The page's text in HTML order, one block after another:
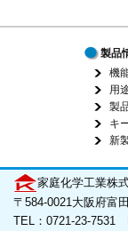
製品
機
用
製
キ
新
家庭化学工業株
〒584-0021大阪府富
TEL：0721-23-7531